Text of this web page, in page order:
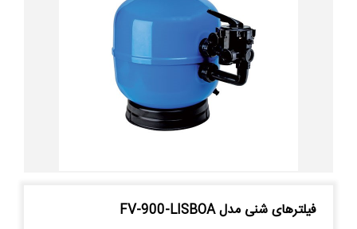
فیلترهای شنی مدل FV-900-LISBOA